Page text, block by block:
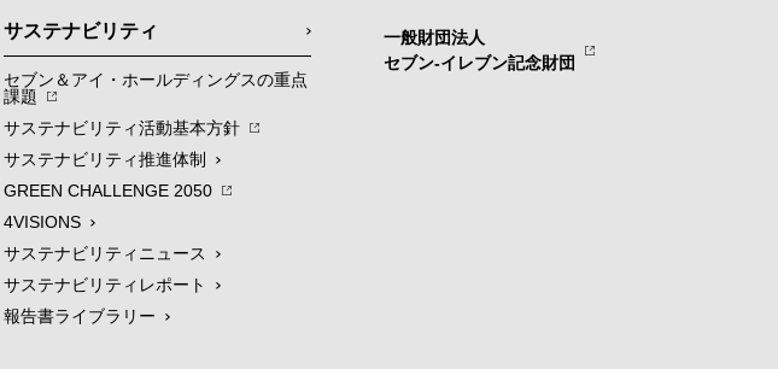
サステナビリティ
セブン＆アイ・ホールディングスの重点
課題
サステナビリティ活動基本方針
サステナビリティ推進体制
GREEN CHALLENGE 2050
4VISIONS
サステナビリティニュース
サステナビリティレポート
報告書ライブラリー
一般財団法人
セブン-イレブン記念財団